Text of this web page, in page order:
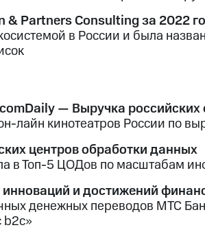
& Partners Consulting за 2022
в России и была
— Выручка
лайн кинотеатров России по
центров обработки данных
в Топ-5 ЦОДов по масштабам
и достижений
денежных переводов МТС
b2c»